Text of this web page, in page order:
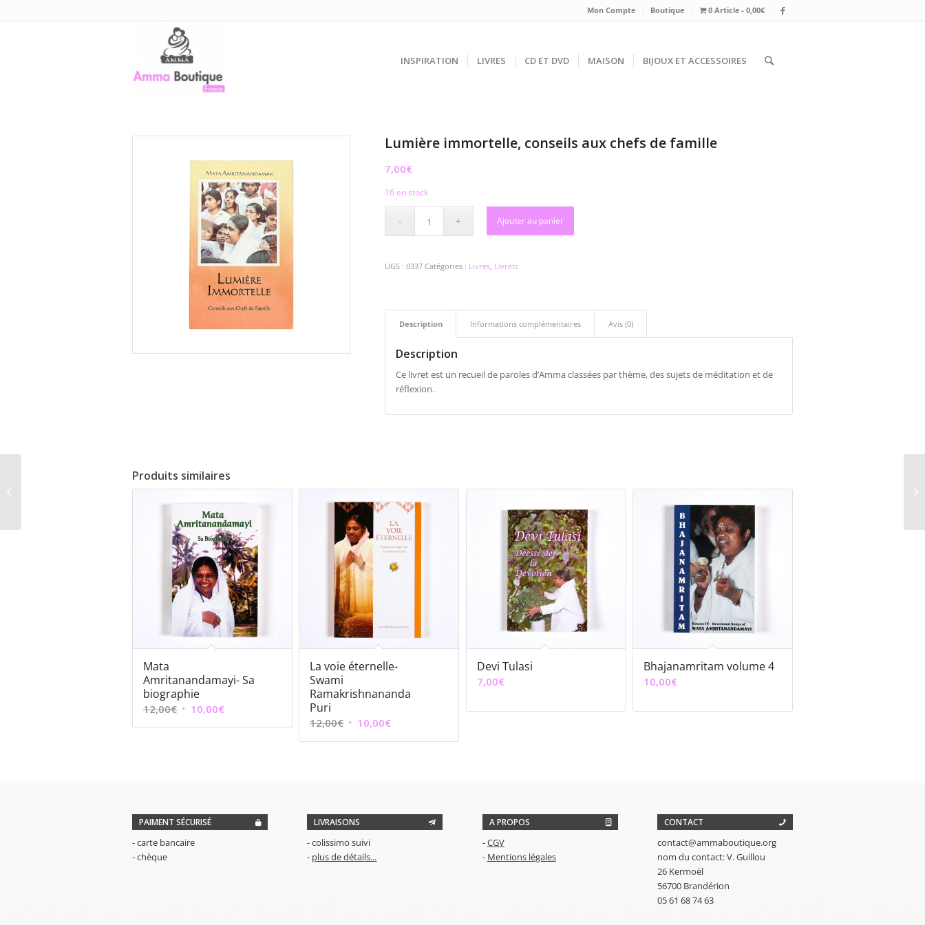
Mon Compte Boutique 0 Article 0,00€
INSPIRATION LIVRES CD ET DVD MAISON BIJOUX ET ACCESSOIRES
Lumière immortelle, conseils aux chefs de famille
7,00€
16 en stock
Ajouter au panier
UGS : 0337 Catégories : Livres, Livrets
Description Informations complémentaires Avis (0)
Description
Ce livret est un recueil de paroles d’Amma classées par thème, des sujets de méditation et de
réflexion.
Produits similaires
Mata
Amritanandamayi- Sa
biographie
12,00€ Le
prix
10,00€Le
prix
La voie éternelle-
Swami
Ramakrishnananda
Puri
12,00€ Le
prix
10,00€Le
prix
Devi Tulasi
7,00€
Bhajanamritam volume 4
10,00€
PAIMENT SÉCURISÉ
- carte bancaire
- chèque
LIVRAISONS
- colissimo suivi
- plus de détails...
A PROPOS
-CGV
- Mentions légales
CONTACT
contact@ammaboutique.org
nom du contact: V. Guillou
26 Kermoël
56700 Brandérion
05 61 68 74 63